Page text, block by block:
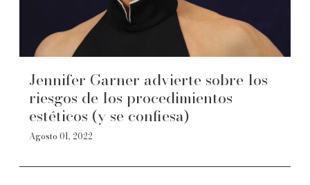
Jennifer Garner advierte sobre los
riesgos de los procedimientos
estéticos (y se confiesa)
Agosto 01, 2022